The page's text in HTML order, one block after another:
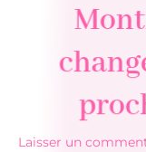
Laisser un